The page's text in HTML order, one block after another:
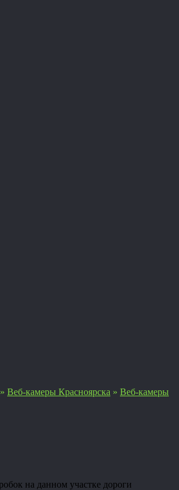
» Веб-камеры Красноярска » Веб-камеры
на данном участке дороги